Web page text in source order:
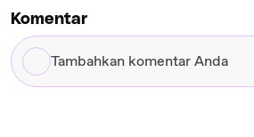
Komentar
Tambahkan
komentar